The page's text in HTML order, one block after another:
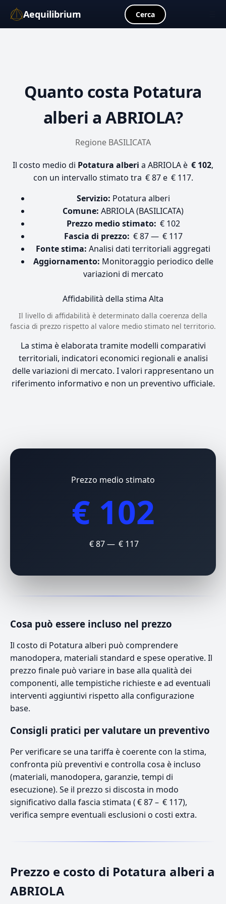
Aequilibrium Cerca
Quanto costa Potatura
alberi a ABRIOLA?
Regione BASILICATA
Il costo medio di Potatura alberi a ABRIOLA è € 102,
con un intervallo stimato tra € 87 e € 117.
Servizio: Potatura alberi
Comune: ABRIOLA (BASILICATA)
Prezzo medio stimato: € 102
Fascia di prezzo: € 87 — € 117
Fonte stima: Analisi dati territoriali aggregati
Aggiornamento: Monitoraggio periodico delle
variazioni di mercato
Affidabilità della stima Alta
Il livello di affidabilità è determinato dalla coerenza della
fascia di prezzo rispetto al valore medio stimato nel territorio.
La stima è elaborata tramite modelli comparativi
territoriali, indicatori economici regionali e analisi
delle variazioni di mercato. I valori rappresentano un
riferimento informativo e non un preventivo ufficiale.
Prezzo medio stimato
€ 102
€ 87 — € 117
Cosa può essere incluso nel prezzo
Il costo di Potatura alberi può comprendere
manodopera, materiali standard e spese operative. Il
prezzo finale può variare in base alla qualità dei
componenti, alle tempistiche richieste e ad eventuali
interventi aggiuntivi rispetto alla configurazione
base.
Consigli pratici per valutare un preventivo
Per verificare se una tariffa è coerente con la stima,
confronta più preventivi e controlla cosa è incluso
(materiali, manodopera, garanzie, tempi di
esecuzione). Se il prezzo si discosta in modo
significativo dalla fascia stimata ( € 87 – € 117),
verifica sempre eventuali esclusioni o costi extra.
Prezzo e costo di Potatura alberi a
ABRIOLA